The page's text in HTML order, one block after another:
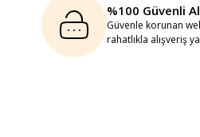
%100 Güvenli
Güvenle korunan
rahatlıkla alışveriş